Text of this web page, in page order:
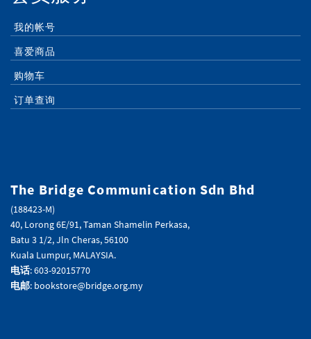
我的帐号
喜爱商品
购物车
订单查询
The Bridge Communication Sdn Bhd
(188423-M)
40, Lorong 6E/91, Taman Shamelin Perkasa,
Batu 3 1/2, Jln Cheras, 56100
Kuala Lumpur, MALAYSIA.
电话: 603-92015770
电邮: bookstore@bridge.org.my